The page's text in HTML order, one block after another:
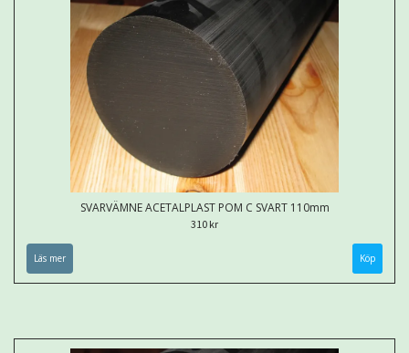
SVARVÄMNE ACETALPLAST POM C SVART 110mm
310 kr
Läs mer Köp